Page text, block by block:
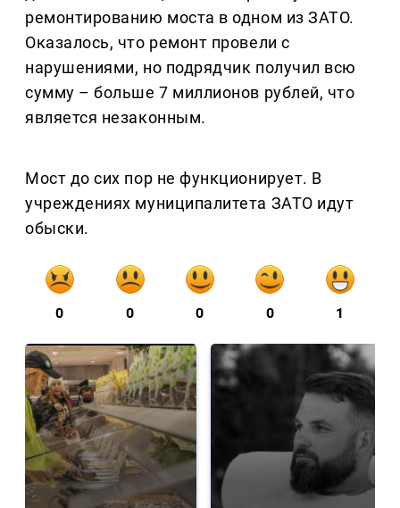
ремонтированию моста в одном из ЗАТО.
Оказалось, что ремонт провели с
нарушениями, но подрядчик получил всю
сумму – больше 7 миллионов рублей, что
является незаконным.
Мост до сих пор не функционирует. В
учреждениях муниципалитета ЗАТО идут
обыски.
0 0 0 0 1